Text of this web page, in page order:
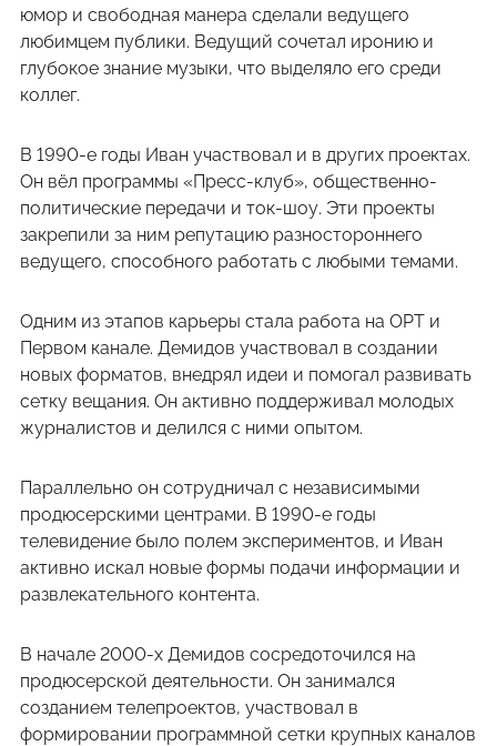
юмор и свободная манера сделали ведущего
любимцем публики. Ведущий сочетал иронию и
глубокое знание музыки, что выделяло его среди
коллег.
В 1990-е годы Иван участвовал и в других проектах.
Он вёл программы «Пресс-клуб», общественно-
политические передачи и ток-шоу. Эти проекты
закрепили за ним репутацию разностороннего
ведущего, способного работать с любыми темами.
Одним из этапов карьеры стала работа на ОРТ и
Первом канале. Демидов участвовал в создании
новых форматов, внедрял идеи и помогал развивать
сетку вещания. Он активно поддерживал молодых
журналистов и делился с ними опытом.
Параллельно он сотрудничал с независимыми
продюсерскими центрами. В 1990-е годы
телевидение было полем экспериментов, и Иван
активно искал новые формы подачи информации и
развлекательного контента.
В начале 2000-х Демидов сосредоточился на
продюсерской деятельности. Он занимался
созданием телепроектов, участвовал в
формировании программной сетки крупных каналов